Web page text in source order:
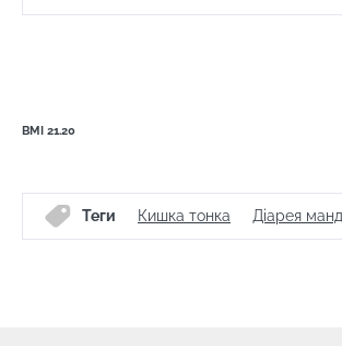
BMI 21.20
Теги Кишка тонка Діарея